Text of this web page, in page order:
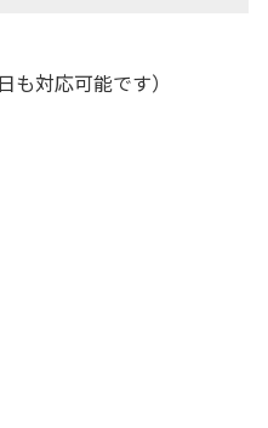
対応可能です）